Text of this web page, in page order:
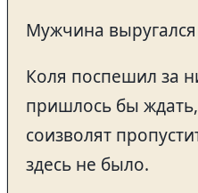
Мужчина
Коля поспешил за
пришлось бы
соизволят
здесь не было.